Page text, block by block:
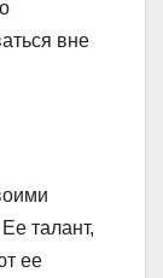
вне
талант,
ее